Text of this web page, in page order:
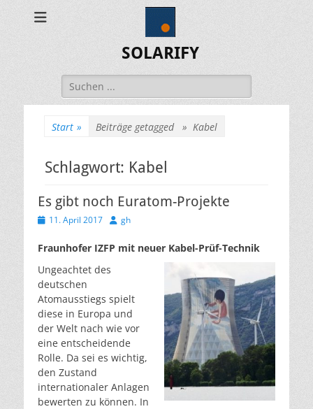
SOLARIFY
Suchen
nach:
Start » Beiträge getagged » Kabel
Schlagwort: Kabel
Es gibt noch Euratom-Projekte
Veröffentlicht
11. April 2017 Autor
gh
Fraunhofer IZFP mit neuer Kabel-Prüf-Technik
Ungeachtet des
deutschen
Atomausstiegs spielt
diese in Europa und
der Welt nach wie vor
eine entscheidende
Rolle. Da sei es wichtig,
den Zustand
internationaler Anlagen
bewerten zu können. In